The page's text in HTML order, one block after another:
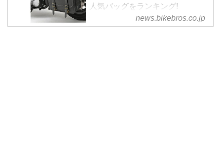
人気バッグをランキング!
news.bikebros.co.jp